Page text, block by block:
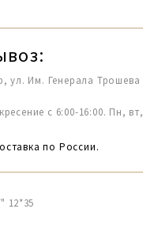
ул. Им. Генерала Трошева
с 6:00-16:00. Пн,
по России.
12*35